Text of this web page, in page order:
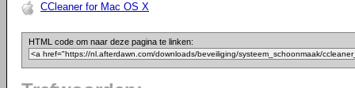
CCleaner for Mac OS X
HTML code om naar deze pagina te linken: